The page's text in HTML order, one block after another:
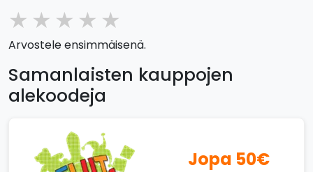
★ ★ ★ ★ ★
Arvostele ensimmäisenä.
Samanlaisten kauppojen
alekoodeja
Jopa 50€